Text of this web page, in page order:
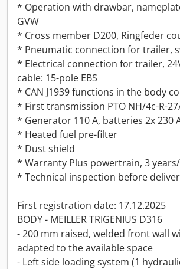
* Operation with drawbar,
GVW
* Cross member D200, Ringfeder
* Pneumatic connection for trailer,
* Electrical connection for trailer,
cable: 15-pole EBS
* CAN J1939 functions in the body
* First transmission PTO NH/4c-R-
* Generator 110 A, batteries 2x 230
* Heated fuel pre-filter
* Dust shield
* Warranty Plus powertrain, 3
* Technical inspection before
First registration date: 17.12.2025
BODY - MEILLER TRIGENIUS D316
- 200 mm raised, welded front wall
adapted to the available space
- Left side loading system (1